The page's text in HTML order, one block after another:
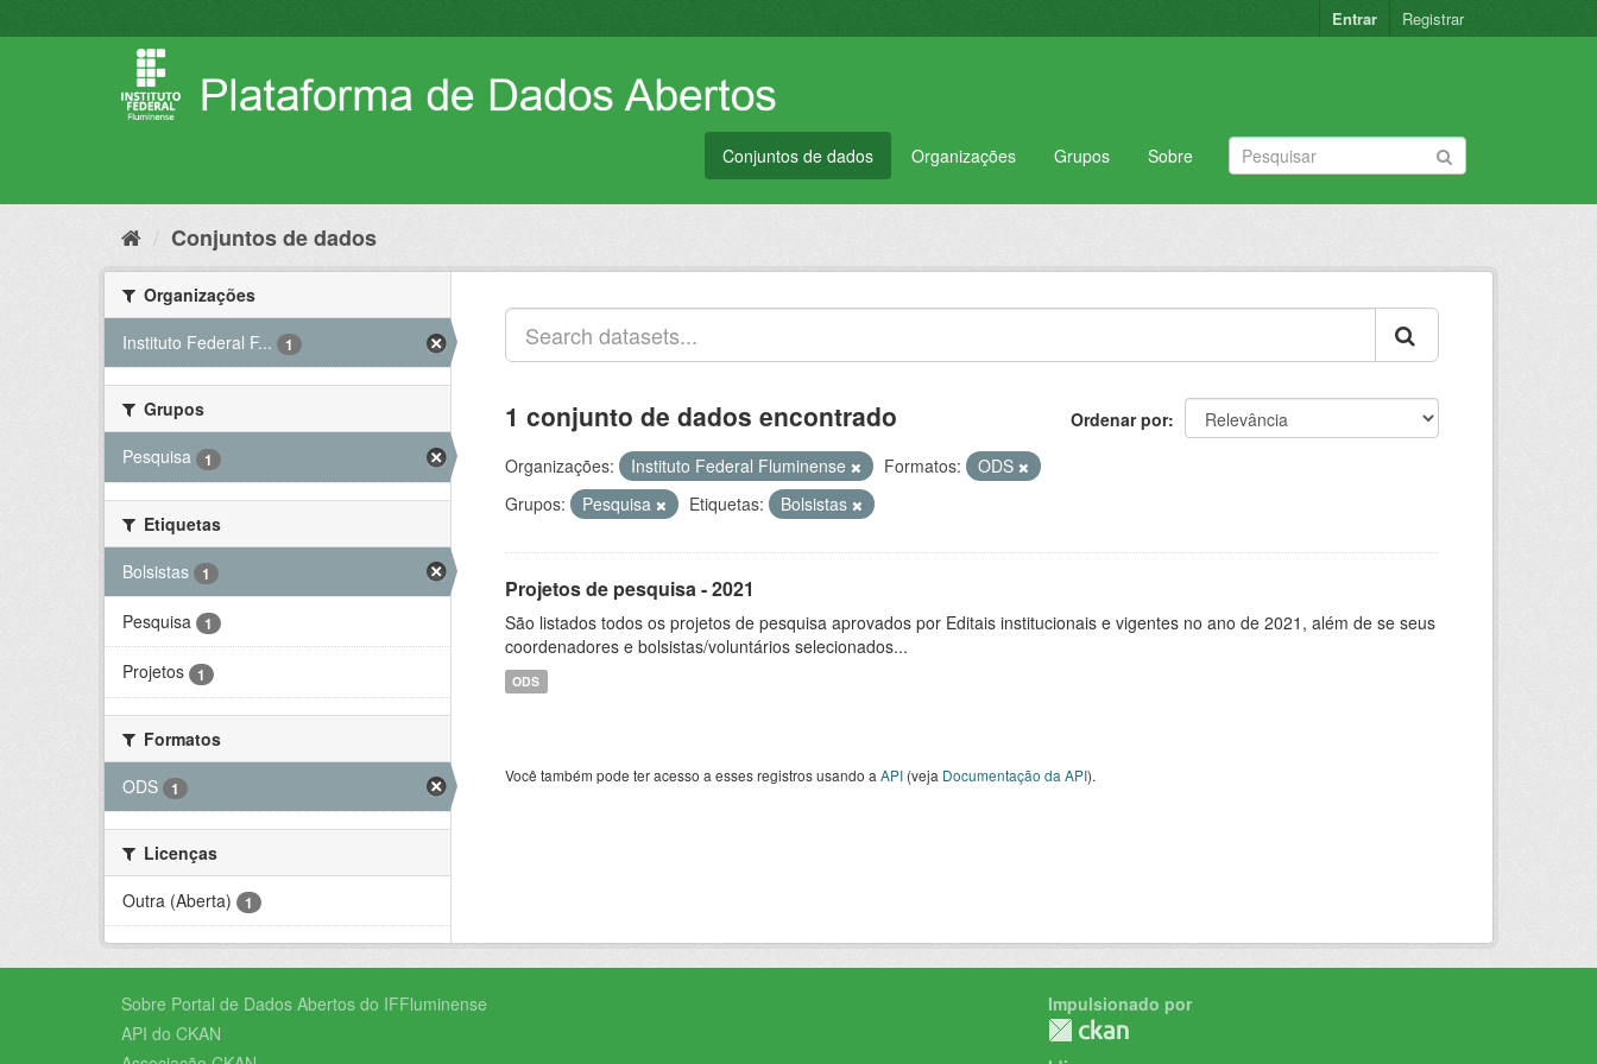
para
Entrar Registrar
Conjuntos de dados Organizações Grupos Sobre
Conjuntos de dados
Organizações
Instituto Federal F...
1
Grupos
Pesquisa
1
Etiquetas
Bolsistas
1
Pesquisa 1
Projetos 1
Formatos
ODS
1
Licenças
Outra (Aberta)
1
Ordenar por
1 conjunto de dados encontrado
Organizações: Instituto Federal Fluminense Formatos:
ODS
Grupos:
Pesquisa Etiquetas: Bolsistas
Projetos de pesquisa - 2021
São listados todos os projetos de pesquisa aprovados por Editais institucionais e vigentes no ano de 2021, além de se seus
coordenadores e bolsistas/voluntários selecionados...
ODS
Você também pode ter acesso a esses registros usando a API (veja Documentação da API).
Sobre Portal de Dados Abertos do IFFluminense
API do CKAN
Impulsionado por